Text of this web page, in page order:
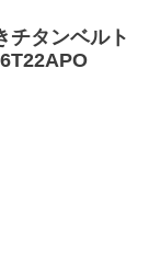
チタンベルト